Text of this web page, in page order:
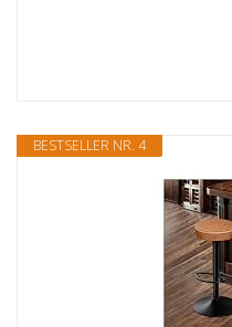
BESTSELLER NR. 4